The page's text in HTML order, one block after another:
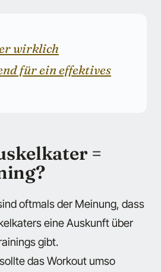
wirklich
für ein effektives
=
oftmals der Meinung, dass
eine Auskunft über
gibt.
das Workout umso